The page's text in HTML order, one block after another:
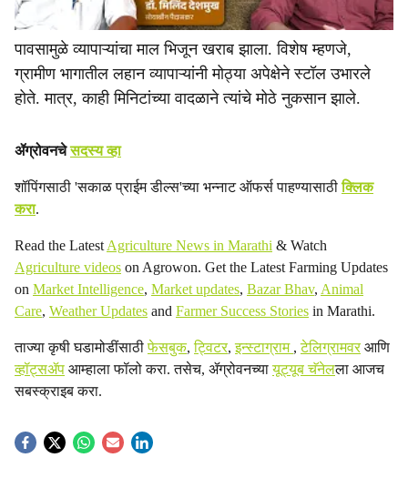
पावसामुळे व्यापाऱ्यांचा माल भिजून खराब झाला. विशेष म्हणजे,
ग्रामीण भागातील लहान व्यापाऱ्यांनी मोठ्या अपेक्षेने स्टॉल उभारले
होते. मात्र, काही मिनिटांच्या वादळाने त्यांचे मोठे नुकसान झाले.
ॲग्रोवनचेसदस्य व्हा
शॉपिंगसाठी 'सकाळ प्राईम डील्स'च्या भन्नाट ऑफर्स पाहण्यासाठीक्लिक
करा.
Read the Latest Agriculture News in Marathi & Watch
Agriculture videos on Agrowon. Get the Latest Farming Updates
on Market Intelligence, Market updates, Bazar Bhav, Animal
Care, Weather Updates and Farmer Success Stories in Marathi.
ताज्या कृषी घडामोडींसाठीफेसबुक,ट्विटर,इन्स्टाग्राम ,टेलिग्रामवरआणि
व्हॉट्सॲप आम्हाला फॉलो करा. तसेच, ॲग्रोवनच्यायूट्यूब चॅनेलला आजच
सबस्क्राइब करा.